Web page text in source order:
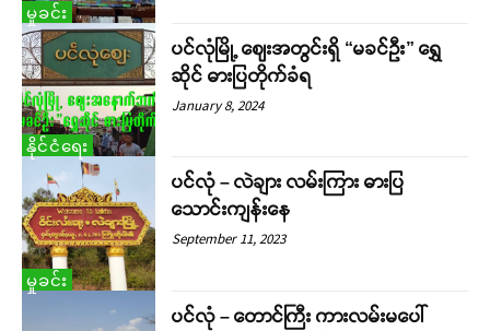
မှုခင်း
နိုင်ငံရေး
ပင်လုံမြို့ ဈေးအတွင်းရှိ “မခင်ဦး” ရွှေ
ဆိုင် ဓားပြတိုက်ခံရ
January 8, 2024
မှုခင်း
ပင်လုံ – လဲချား လမ်းကြား ဓားပြ
သောင်းကျန်းနေ
September 11, 2023
ပင်လုံ – တောင်ကြီး ကားလမ်းမပေါ်